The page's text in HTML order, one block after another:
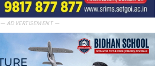
— ADVERTISEMENT —